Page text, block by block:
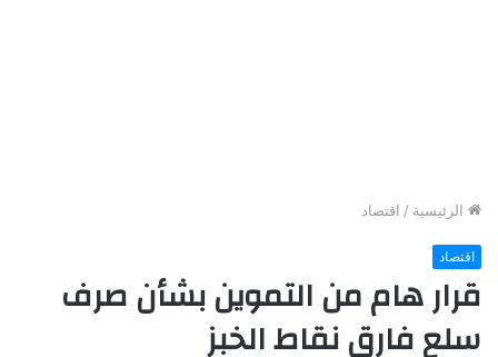
الرئيسية / اقتصاد
اقتصاد
قرار هام من التموين بشأن صرف
سلع فارق نقاط الخبز